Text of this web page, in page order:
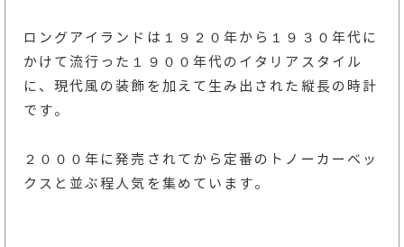
ロングアイランドは１９２０年から１９３０年代に
かけて流行った１９００年代のイタリアスタイル
に、現代風の装飾を加えて生み出された縦長の時計
です。
２０００年に発売されてから定番のトノーカーベッ
クスと並ぶ程人気を集めています。